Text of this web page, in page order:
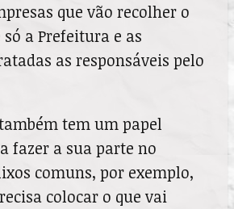
que vão recolher o
a Prefeitura e as
as responsáveis pelo
tem um papel
fazer a sua parte no
comuns, por exemplo,
colocar o que vai